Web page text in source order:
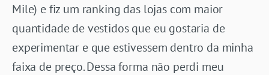
Mile) efiz um ranking das lojas com maior
quantidade de vestidos que eu gostaria de
experimentar e que estivessem dentro da minha
faixa de preço. Dessa forma não perdi meu